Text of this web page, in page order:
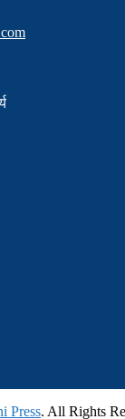
Press. All Rights